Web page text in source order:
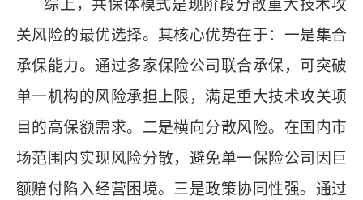
关风险的最优选择。其核心优势在于：一是集合
承保能力。通过多家保险公司联合承保，可突破
单一机构的风险承担上限，满足重大技术攻关项
目的高保额需求。二是横向分散风险。在国内市
场范围内实现风险分散，避免单一保险公司因巨
额赔付陷入经营困境。三是政策协同性强。通过